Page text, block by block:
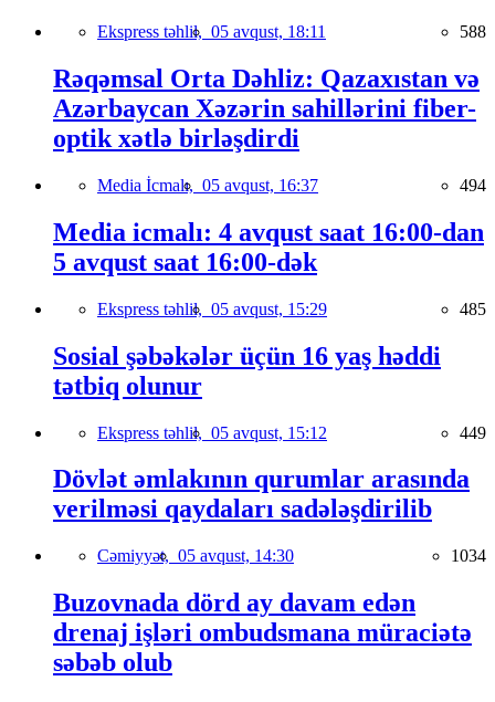
Ekspress təhlil, 05 avqust, 18:11 588
Rəqəmsal Orta Dəhliz: Qazaxıstan və
Azərbaycan Xəzərin sahillərini fiber-
optik xətlə birləşdirdi
Media İcmalı, 05 avqust, 16:37 494
Media icmalı: 4 avqust saat 16:00-dan
5 avqust saat 16:00-dək
Ekspress təhlil, 05 avqust, 15:29 485
Sosial şəbəkələr üçün 16 yaş həddi
tətbiq olunur
Ekspress təhlil, 05 avqust, 15:12 449
Dövlət əmlakının qurumlar arasında
verilməsi qaydaları sadələşdirilib
Cəmiyyət, 05 avqust, 14:30 1034
Buzovnada dörd ay davam edən
drenaj işləri ombudsmana müraciətə
səbəb olub